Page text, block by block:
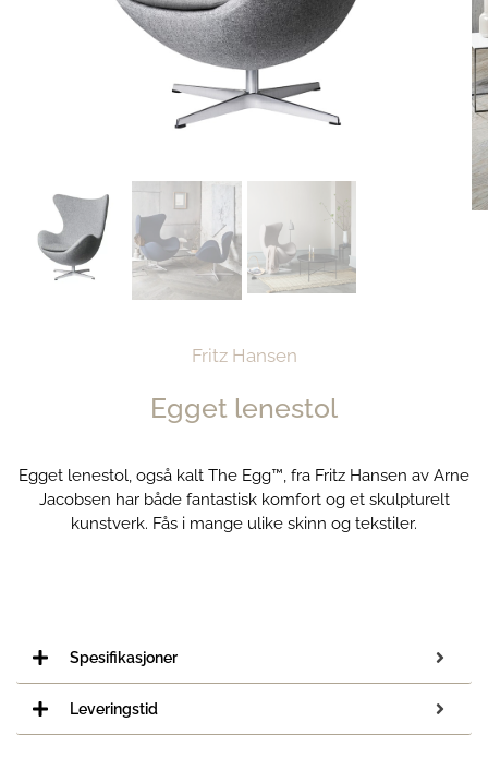
Fritz Hansen
Egget lenestol
Egget lenestol, også kalt The Egg™, fra Fritz Hansen av Arne
Jacobsen har både fantastisk komfort og et skulpturelt
kunstverk. Fås i mange ulike skinn og tekstiler.
Spesifikasjoner
Leveringstid